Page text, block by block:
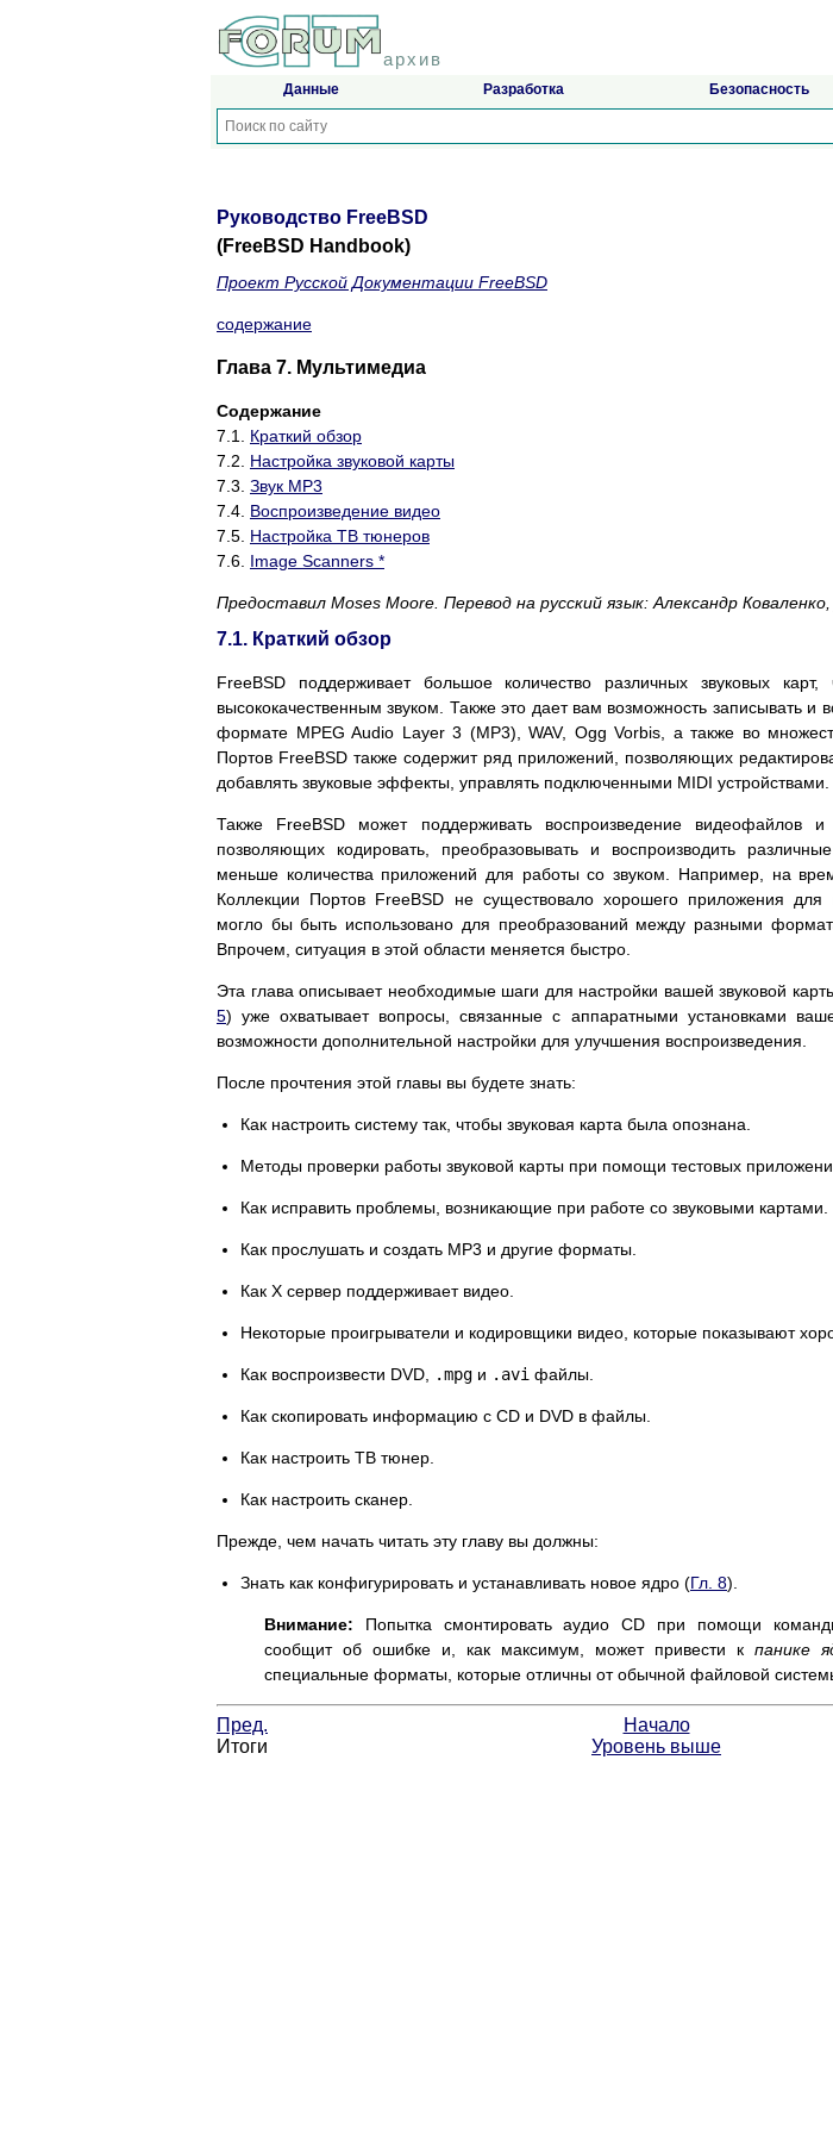
архив
Данные Разработка Безопасность
Руководство FreeBSD
(FreeBSD Handbook)
Проект Русской Документации FreeBSD
содержание
Глава 7. Мультимедиа
Содержание
7.1. Краткий обзор
7.2. Настройка звуковой карты
7.3. Звук MP3
7.4. Воспроизведение видео
7.5. Настройка ТВ тюнеров
7.6. Image Scanners *
Предоставил Moses Moore. Перевод на русский язык: Александр
7.1. Краткий обзор
FreeBSD поддерживает большое количество различных звуковых
высококачественным звуком. Также это дает вам возможность записывать и
формате MPEG Audio Layer 3 (MP3), WAV, Ogg Vorbis, а также во
Портов FreeBSD также содержит ряд приложений, позволяющих
добавлять звуковые эффекты, управлять подключенными MIDI устройствами.
Также FreeBSD может поддерживать воспроизведение видеофайлов и
позволяющих кодировать, преобразовывать и воспроизводить
меньше количества приложений для работы со звуком. Например, на
Коллекции Портов FreeBSD не существовало хорошего приложения для
могло бы быть использовано для преобразований между разными
Впрочем, ситуация в этой области меняется быстро.
Эта глава описывает необходимые шаги для настройки вашей звуковой
5) уже охватывает вопросы, связанные с аппаратными установками
возможности дополнительной настройки для улучшения воспроизведения.
После прочтения этой главы вы будете знать:
Как настроить систему так, чтобы звуковая карта была опознана.
Методы проверки работы звуковой карты при помощи тестовых
Как исправить проблемы, возникающие при работе со звуковыми картами.
Как прослушать и создать MP3 и другие форматы.
Как X сервер поддерживает видео.
Некоторые проигрыватели и кодировщики видео, которые показывают
Как воспроизвести DVD, .mpg и .avi файлы.
Как скопировать информацию с CD и DVD в файлы.
Как настроить ТВ тюнер.
Как настроить сканер.
Прежде, чем начать читать эту главу вы должны:
Знать как конфигурировать и устанавливать новое ядро (Гл. 8).
Внимание: Попытка смонтировать аудио CD при помощи
сообщит об ошибке и, как максимум, может привести к панике
специальные форматы, которые отличны от обычной файловой
Пред. Начало
Итоги
Уровень выше